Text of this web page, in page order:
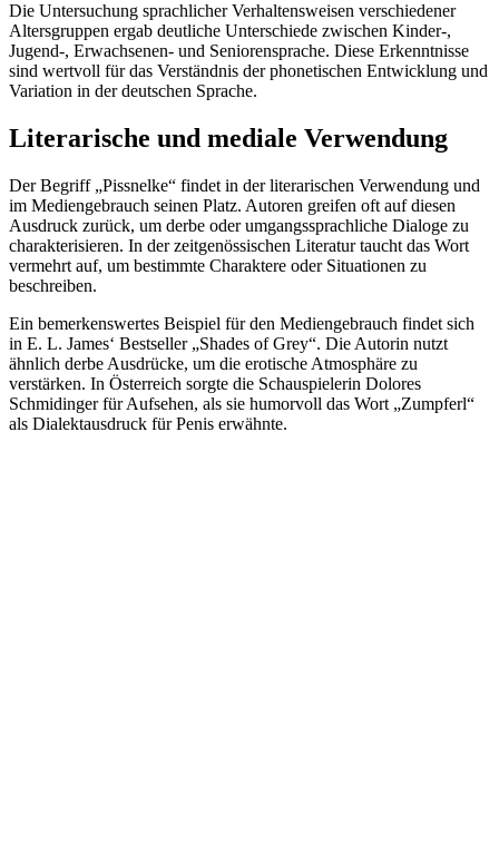
Die Untersuchung sprachlicher Verhaltensweisen verschiedener
Altersgruppen ergab deutliche Unterschiede zwischen Kinder-,
Jugend-, Erwachsenen- und Seniorensprache. Diese Erkenntnisse
sind wertvoll für das Verständnis der phonetischen Entwicklung und
Variation in der deutschen Sprache.
Literarische und mediale Verwendung
Der Begriff „Pissnelke“ findet in der literarischen Verwendung und
im Mediengebrauch seinen Platz. Autoren greifen oft auf diesen
Ausdruck zurück, um derbe oder umgangssprachliche Dialoge zu
charakterisieren. In der zeitgenössischen Literatur taucht das Wort
vermehrt auf, um bestimmte Charaktere oder Situationen zu
beschreiben.
Ein bemerkenswertes Beispiel für den Mediengebrauch findet sich
in E. L. James‘ Bestseller „Shades of Grey“. Die Autorin nutzt
ähnlich derbe Ausdrücke, um die erotische Atmosphäre zu
verstärken. In Österreich sorgte die Schauspielerin Dolores
Schmidinger für Aufsehen, als sie humorvoll das Wort „Zumpferl“
als Dialektausdruck für Penis erwähnte.